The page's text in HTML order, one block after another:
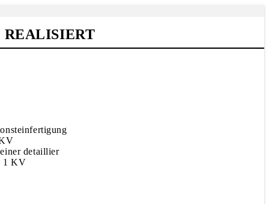
REALISIERT
detaillier
1 KV